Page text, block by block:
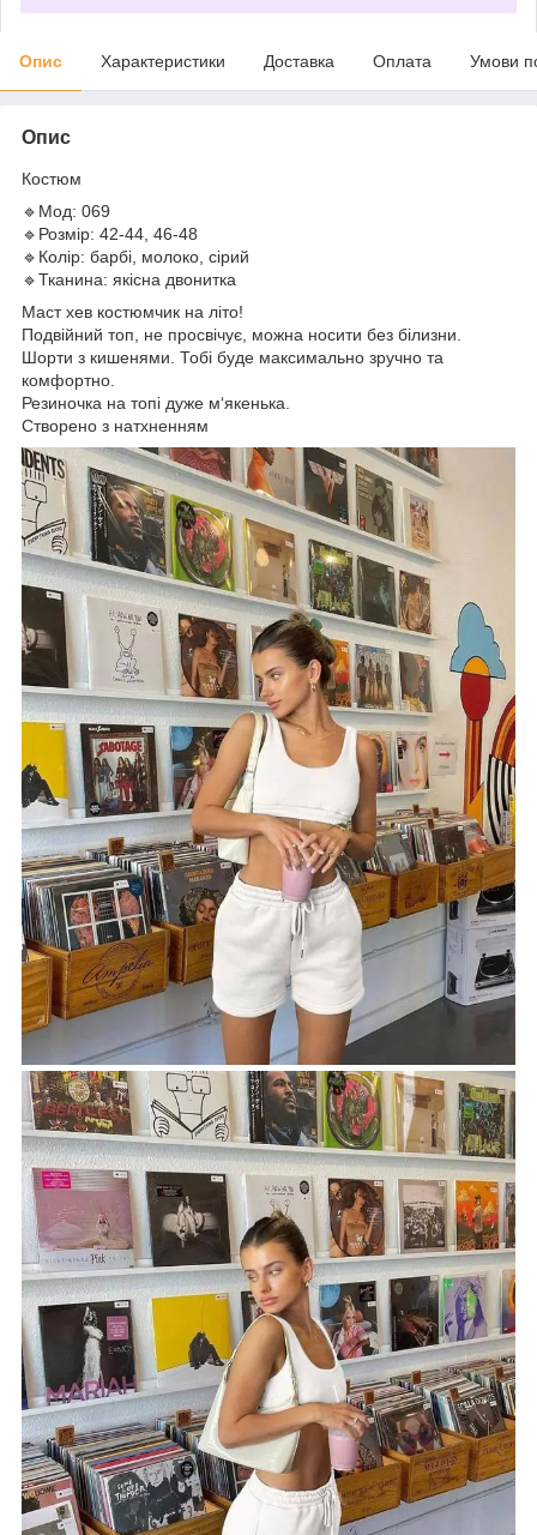
Опис Характеристики Доставка Оплата Умови
Опис
Костюм
🔹Мод: 069
🔹Розмір: 42-44, 46-48
🔹Колір: барбі, молоко, сірий
🔹Тканина: якісна двонитка
Маст хев костюмчик на літо!
Подвійний топ, не просвічує, можна носити без білизни.
Шорти з кишенями. Тобі буде максимально зручно та
комфортно.
Резиночка на топі дуже м‘якенька.
Створено з натхненням